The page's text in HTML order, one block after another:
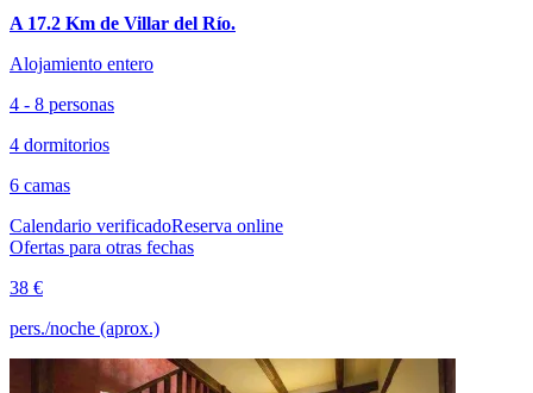
A 17.2 Km de Villar del Río.
Alojamiento entero
4 - 8 personas
4 dormitorios
6 camas
Calendario verificadoReserva online
Ofertas para otras fechas
38 €
pers./noche (aprox.)